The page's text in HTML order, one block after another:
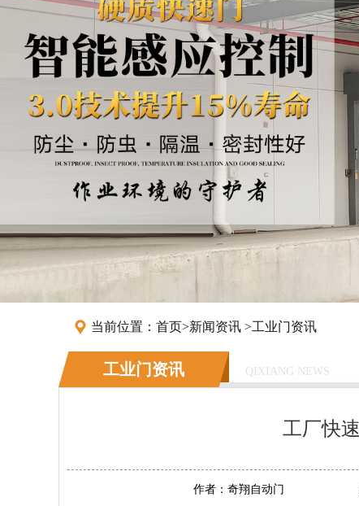
当前位置： 首页>新闻资讯 >工业门资讯
工业门资讯 QIXIANG NEWS
工厂快
作者： 奇翔自动门